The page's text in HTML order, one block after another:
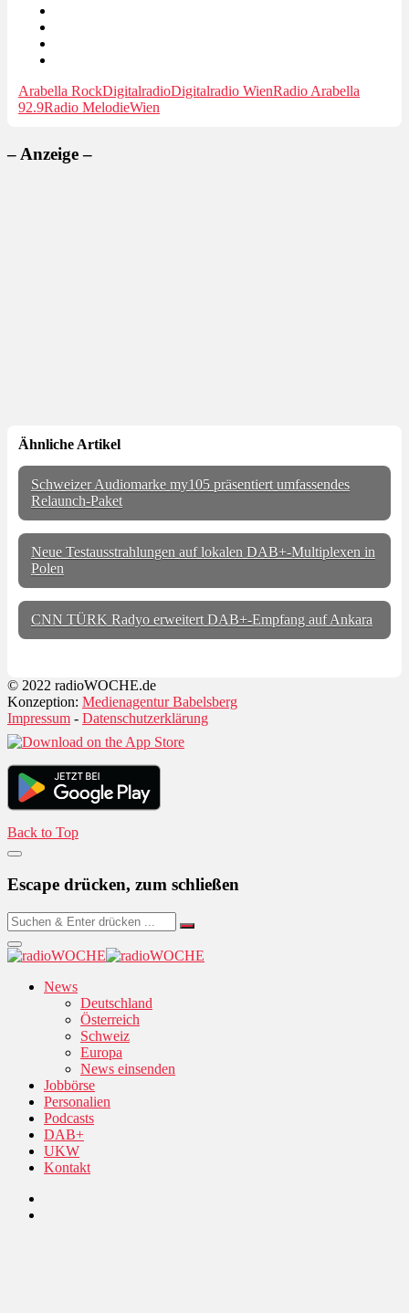
Arabella RockDigitalradioDigitalradio WienRadio Arabella
92.9Radio MelodieWien
– Anzeige –
Ähnliche Artikel
Schweizer Audiomarke my105 präsentiert umfassendes
Relaunch-Paket
Neue Testausstrahlungen auf lokalen DAB+-Multiplexen in
Polen
CNN TÜRK Radyo erweitert DAB+-Empfang auf Ankara
© 2022 radioWOCHE.de
Konzeption: Medienagentur Babelsberg
Impressum - Datenschutzerklärung
Back to Top
Escape drücken, zum schließen
News
Deutschland
Österreich
Schweiz
Europa
News einsenden
Jobbörse
Personalien
Podcasts
DAB+
UKW
Kontakt